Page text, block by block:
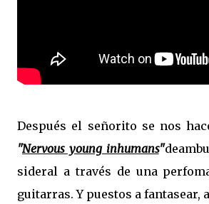
Después el señorito se nos
"Nervous young inhumans"
sideral a través de una
guitarras. Y puestos a fantasear,